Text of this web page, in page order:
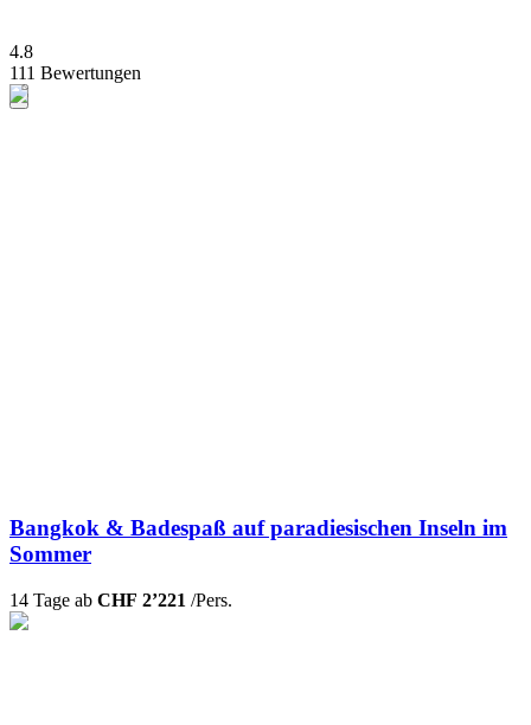
4.8
111 Bewertungen
Bangkok & Badespaß auf paradiesischen Inseln im
Sommer
14 Tage ab CHF 2’221 /Pers.